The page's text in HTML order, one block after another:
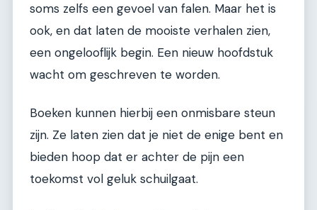
soms zelfs een gevoel van falen. Maar het is
ook, en dat laten de mooiste verhalen zien,
een ongelooflijk begin. Een nieuw hoofdstuk
wacht om geschreven te worden.
Boeken kunnen hierbij een onmisbare steun
zijn. Ze laten zien dat je niet de enige bent en
bieden hoop dat er achter de pijn een
toekomst vol geluk schuilgaat.